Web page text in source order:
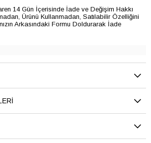
14 Gün İçerisinde İade ve Değişim Hakkı
Ürünü Kullanmadan, Satılabilir Özelliğini
Arkasındaki Formu Doldurarak İade